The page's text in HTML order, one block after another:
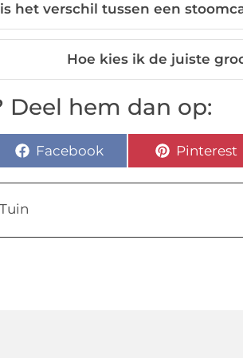
het verschil tussen een
Hoe kies ik de juiste
Deel hem dan op:
Facebook Pinterest